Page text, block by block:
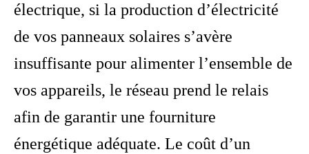
électrique, si la production d’électricité
de vos panneaux solaires s’avère
insuffisante pour alimenter l’ensemble de
vos appareils, le réseau prend le relais
afin de garantir une fourniture
énergétique adéquate. Le coût d’un